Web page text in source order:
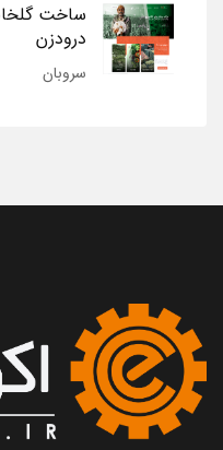
ساخت
درودزن
سروبان